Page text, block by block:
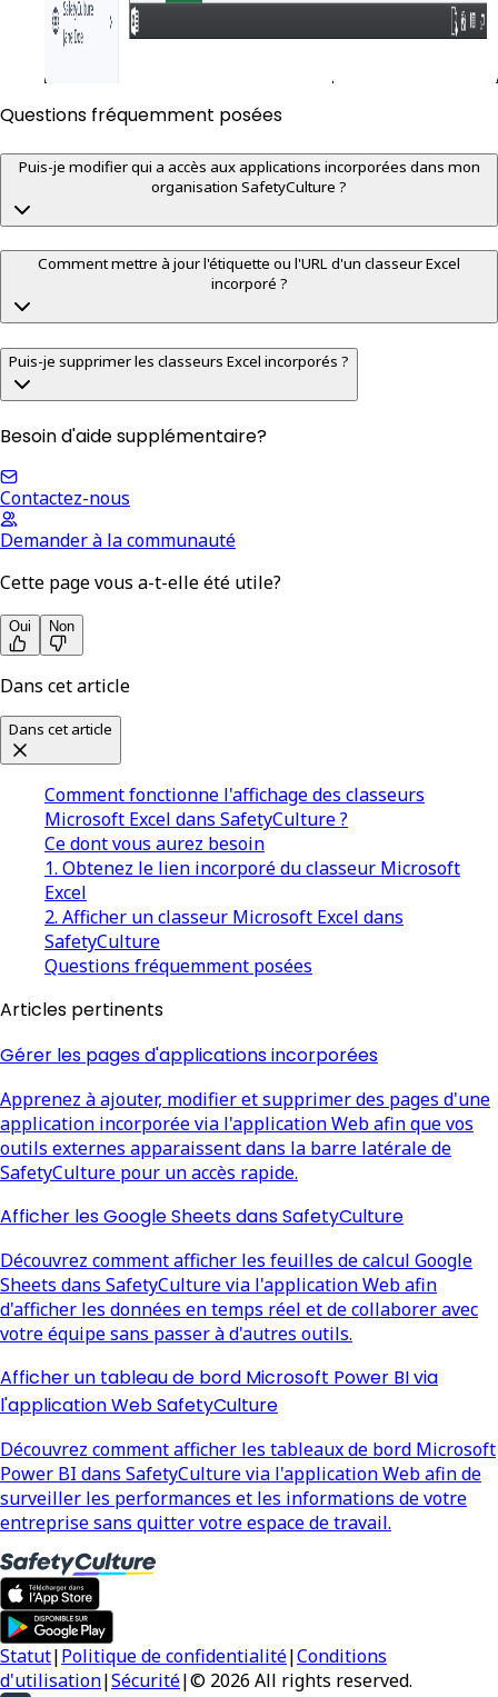
Questions fréquemment posées
Puis-je modifier qui a accès aux applications incorporées dans mon
organisation SafetyCulture ?
Comment mettre à jour l'étiquette ou l'URL d'un classeur Excel
incorporé ?
Puis-je supprimer les classeurs Excel incorporés ?
Besoin d'aide supplémentaire?
Contactez-nous
Demander à la communauté
Cette page vous a-t-elle été utile?
Oui Non
Dans cet article
Dans cet article
Comment fonctionne l'affichage des classeurs
Microsoft Excel dans SafetyCulture ?
Ce dont vous aurez besoin
1. Obtenez le lien incorporé du classeur Microsoft
Excel
2. Afficher un classeur Microsoft Excel dans
SafetyCulture
Questions fréquemment posées
Articles pertinents
Gérer les pages d'applications incorporées
Apprenez à ajouter, modifier et supprimer des pages d'une
application incorporée via l'application Web afin que vos
outils externes apparaissent dans la barre latérale de
SafetyCulture pour un accès rapide.
Afficher les Google Sheets dans SafetyCulture
Découvrez comment afficher les feuilles de calcul Google
Sheets dans SafetyCulture via l'application Web afin
d'afficher les données en temps réel et de collaborer avec
votre équipe sans passer à d'autres outils.
Afficher un tableau de bord Microsoft Power BI via
l'application Web SafetyCulture
Découvrez comment afficher les tableaux de bord Microsoft
Power BI dans SafetyCulture via l'application Web afin de
surveiller les performances et les informations de votre
entreprise sans quitter votre espace de travail.
Statut|Politique de confidentialité|Conditions
d'utilisation|Sécurité|© 2026 All rights reserved.